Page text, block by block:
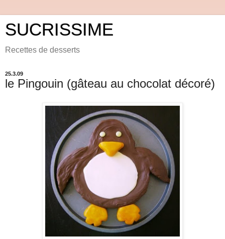
SUCRISSIME
Recettes de desserts
25.3.09
le Pingouin (gâteau au chocolat décoré)